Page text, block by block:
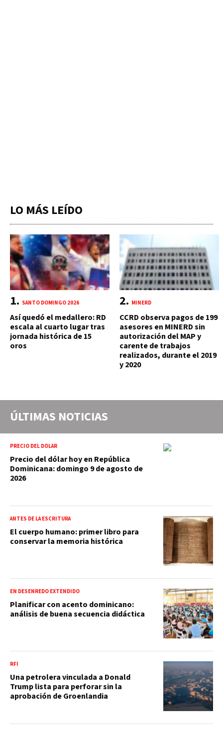
LO MÁS LEÍDO
SANTO DOMINGO 2026
Así quedó el medallero: RD
escala al cuarto lugar tras
jornada histórica de 15
oros
MINERD
CCRD observa pagos de 199
asesores en MINERD sin
autorización del MAP y
carente de trabajos
realizados, durante el 2019
y 2020
ÚLTIMAS NOTICIAS
PRECIO DEL DÓLAR
Precio del dólar hoy en República
Dominicana: domingo 9 de agosto de
2026
ANTES DE LA ESCRITURA
El cuerpo humano: primer libro para
conservar la memoria histórica
EN DESENREDO EXTENDIDO
Planificar con acento dominicano:
análisis de buena secuencia didáctica
RFI
Una petrolera vinculada a Donald
Trump lista para perforar sin la
aprobación de Groenlandia